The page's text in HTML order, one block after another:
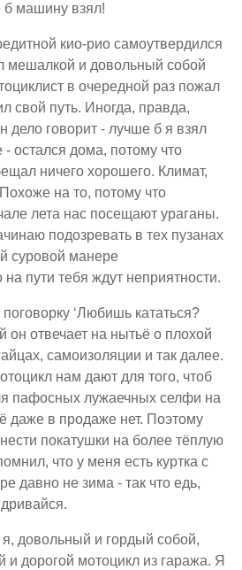
машину взял!
кио-рио самоутвердился
мешалкой и довольный собой
в очередной раз пожал
свой путь. Иногда, правда,
дело говорит - лучше б я взял
остался дома, потому что
ничего хорошего. Климат,
на то, потому что
лета нас посещают ураганы.
подозревать в тех пузанах
суровой манере
пути тебя ждут неприятности.
‘Любишь кататься?
он отвечает на нытьё о плохой
самоизоляции и так далее.
нам дают для того, чтоб
пафосных лужаечных селфи на
даже в продаже нет. Поэтому
покатушки на более тёплую
что у меня есть куртка с
давно не зима - так что едь,
довольный и гордый собой,
и дорогой мотоцикл из гаража. Я